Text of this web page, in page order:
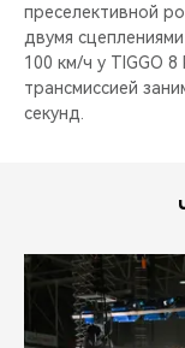
преселективной
двумя
100 км/ч у TIGGO
трансмиссией
секунд.